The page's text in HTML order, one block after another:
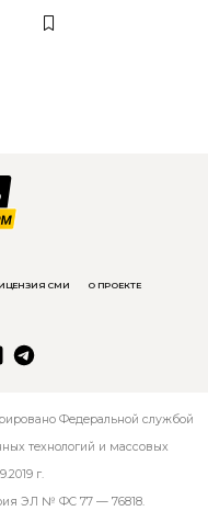
СМИ О ПРОЕКТЕ
Федеральной службой
технологий и массовых
г.
ЭЛ № ФС 77 — 76818.